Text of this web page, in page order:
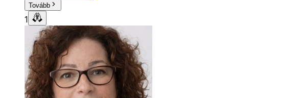
Tovább
1